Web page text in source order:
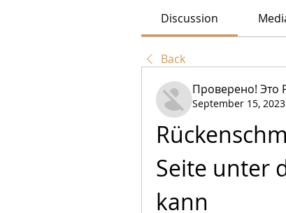
Discussion
Back
Проверено! Это
September 15, 2023
Seite unter
kann